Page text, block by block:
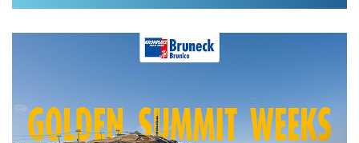
Im Tourenarchiv suchen